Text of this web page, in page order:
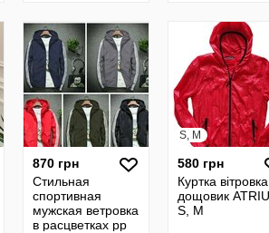
кольору,
870 грн
Стильная
спортивная
мужская ветровка
в расцветках рр
S, M
580 грн
Куртка вітровка
дощовик
S, M